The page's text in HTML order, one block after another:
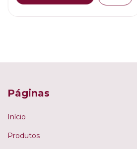
Páginas
Início
Produtos